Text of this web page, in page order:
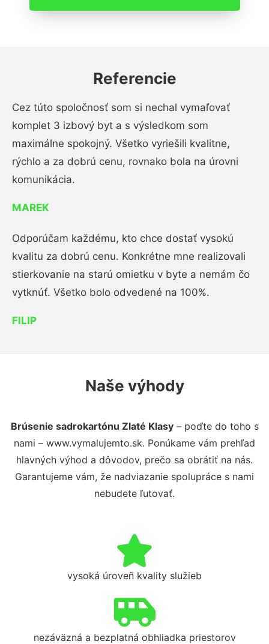
Referencie
Cez túto spoločnosť som si nechal vymaľovať
komplet 3 izbový byt a s výsledkom som
maximálne spokojný. Všetko vyriešili kvalitne,
rýchlo a za dobrú cenu, rovnako bola na úrovni
komunikácia.
MAREK
Odporúčam každému, kto chce dostať vysokú
kvalitu za dobrú cenu. Konkrétne mne realizovali
stierkovanie na starú omietku v byte a nemám čo
vytknúť. Všetko bolo odvedené na 100%.
FILIP
Naše výhody
Brúsenie sadrokartónu Zlaté Klasy– poďte do toho s
nami – www.vymalujemto.sk. Ponúkame vám prehľad
hlavných výhod a dôvodov, prečo sa obrátiť na nás.
Garantujeme vám, že nadviazanie spolupráce s nami
nebudete ľutovať.
vysoká úroveň kvality služieb
nezáväzná a bezplatná obhliadka priestorov